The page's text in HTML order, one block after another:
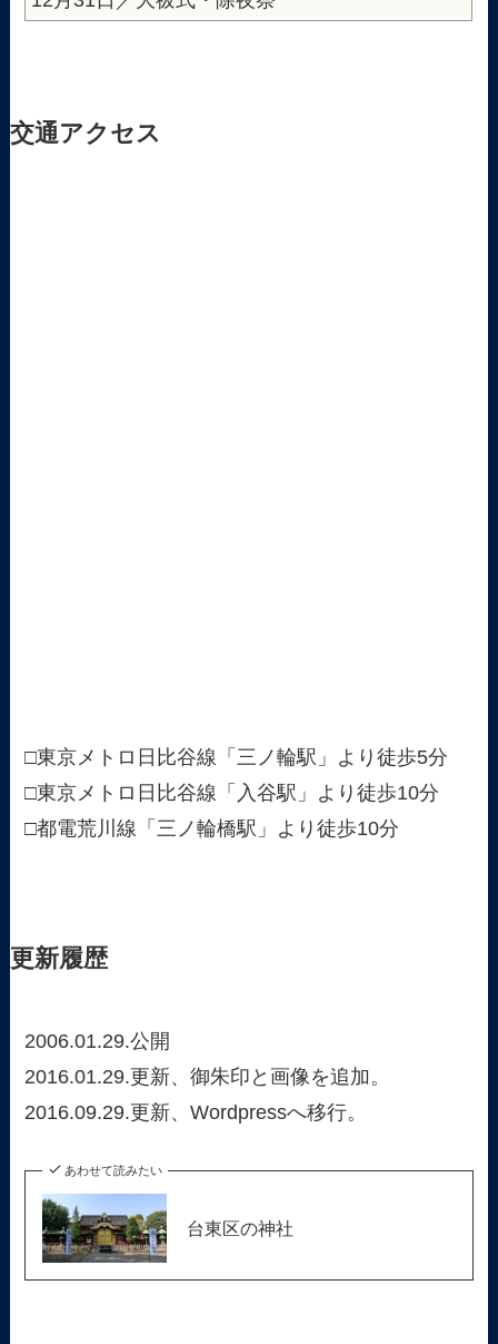
交通アクセス
□東京メトロ日比谷線「三ノ輪駅」より徒歩5分
□東京メトロ日比谷線「入谷駅」より徒歩10分
□都電荒川線「三ノ輪橋駅」より徒歩10分
更新履歴
2006.01.29.公開
2016.01.29.更新、御朱印と画像を追加。
2016.09.29.更新、Wordpressへ移行。
あわせて読みたい
台東区の神社